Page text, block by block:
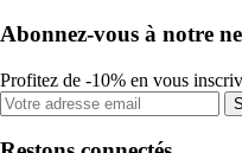
Abonnez-vous à notre
Profitez de -10% en vous